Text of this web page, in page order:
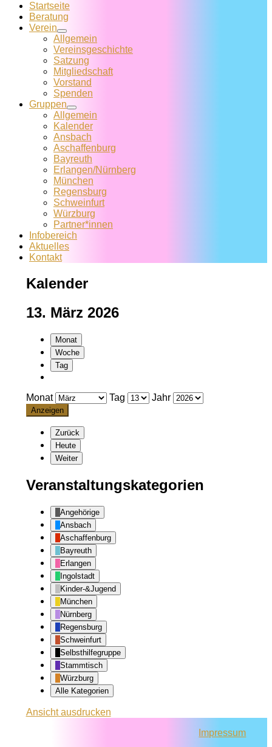
Startseite
Beratung
Verein
Allgemein
Vereins­geschichte
Satzung
Mitglied­schaft
Vorstand
Spenden
Gruppen
Allgemein
Kalender
Ansbach
Aschaffenburg
Bayreuth
Erlangen/Nürnberg
München
Regensburg
Schweinfurt
Würzburg
Partner*innen
Infobereich
Aktuelles
Kontakt
Kalender
13. März 2026
Monat
Woche
Tag
Monat Tag Jahr
Zurück
Heute
Weiter
Veranstaltungskategorien
Angehörige
Ansbach
Aschaffenburg
Bayreuth
Erlangen
Ingolstadt
Kinder-&Jugend
München
Nürnberg
Regensburg
Schweinfurt
Selbsthilfegruppe
Stammtisch
Würzburg
Alle Kategorien
Ansichtausdrucken
Impressum